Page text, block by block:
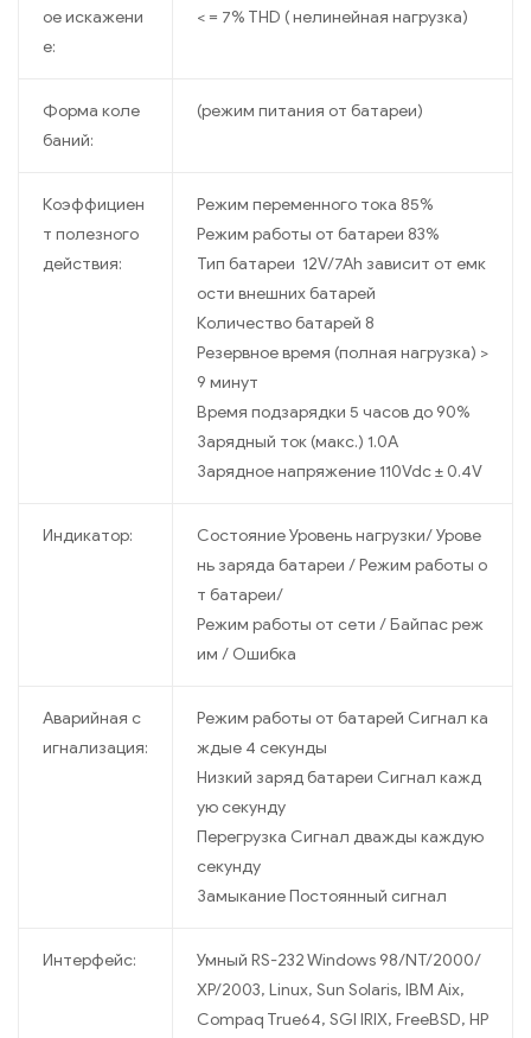
ое искажени
е:
< = 7% THD ( нелинейная нагрузка)
Форма коле
баний:
(режим питания от батареи)
Коэффициен
т полезного
действия:
Режим переменного тока 85%
Режим работы от батареи 83%
Тип батареи 12V/7Ah зависит от емк
ости внешних батарей
Количество батарей 8
Резервное время (полная нагрузка) >
9 минут
Время подзарядки 5 часов до 90%
Зарядный ток (макс.) 1.0A
Зарядное напряжение 110Vdc ± 0.4V
Индикатор:
Состояние Уровень нагрузки/ Урове
нь заряда батареи / Режим работы о
т батареи/
Режим работы от сети / Байпас реж
им / Ошибка
Аварийная с
игнализация:
Режим работы от батарей Сигнал ка
ждые 4 секунды
Низкий заряд батареи Сигнал кажд
ую секунду
Перегрузка Сигнал дважды каждую
секунду
Замыкание Постоянный сигнал
Интерфейс:
Умный RS-232 Windows 98/NT/2000/
XP/2003, Linux, Sun Solaris, IBM Aix,
Compaq True64, SGI IRIX, FreeBSD, HP